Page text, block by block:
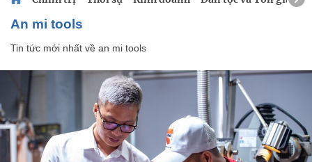
an mi tools
Tin tức mới nhất về an mi tools